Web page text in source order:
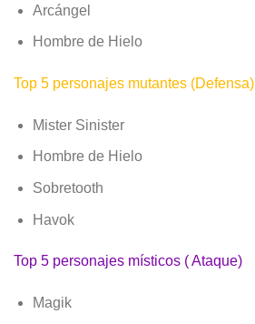
Arcángel
Hombre de Hielo
Top 5 personajes mutantes (Defensa)
Mister Sinister
Hombre de Hielo
Sobretooth
Havok
Top 5 personajes místicos ( Ataque)
Magik